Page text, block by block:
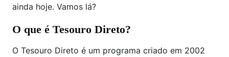
ainda hoje. Vamos lá?
O que é Tesouro Direto?
O Tesouro Direto é um programa criado em 2002